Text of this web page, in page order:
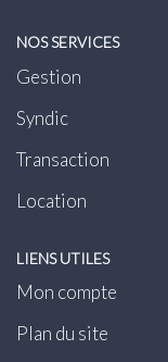
NOS SERVICES
Gestion
Syndic
Transaction
Location
LIENS UTILES
Mon compte
Plan du site